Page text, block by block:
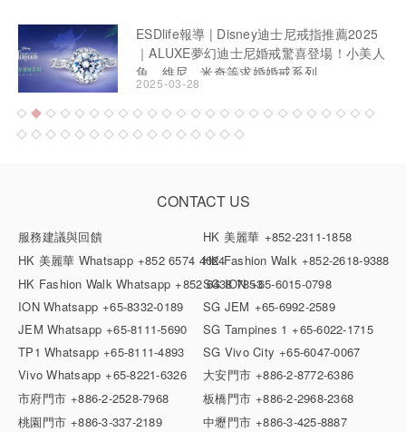
ESDlife報導 | Disney迪士尼戒指推薦2025
｜ALUXE夢幻迪士尼婚戒驚喜登場！小美人
魚、維尼、米奇等求婚婚戒系列
2025-03-28
CONTACT US
服務建議與回饋 HK 美麗華 +852-2311-1858
HK 美麗華 Whatsapp +852 6574 4024HK Fashion Walk +852-2618-9388
HK Fashion Walk Whatsapp +852 6438 7853
SG ION +65-6015-0798
ION Whatsapp +65-8332-0189 SG JEM +65-6992-2589
JEM Whatsapp +65-8111-5690 SG Tampines 1 +65-6022-1715
TP1 Whatsapp +65-8111-4893 SG Vivo City +65-6047-0067
Vivo Whatsapp +65-8221-6326 大安門市 +886-2-8772-6386
市府門市 +886-2-2528-7968 板橋門市 +886-2-2968-2368
桃園門市 +886-3-337-2189 中壢門市 +886-3-425-8887